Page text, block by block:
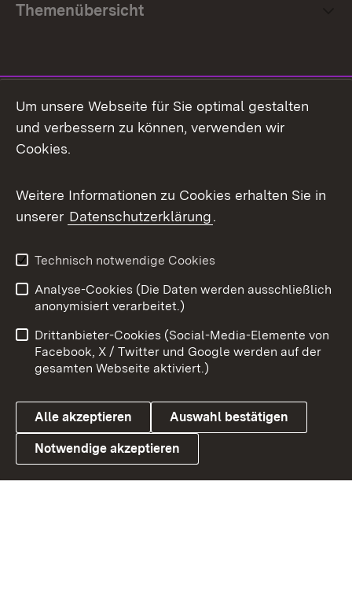
Themenübersicht
Facebook
X / Twitter
Youtube
Link zum Landesportal
Impressum
Kontakt
Barrierefreiheit
Datenschutz
Cookies
Um unsere Webseite für Sie optimal gestalten
und verbessern zu können, verwenden wir
Cookies.
Weitere Informationen zu Cookies erhalten Sie in
unserer Datenschutzerklärung.
Technisch notwendige Cookies
Analyse-Cookies (Die Daten werden ausschließlich
anonymisiert verarbeitet.)
Drittanbieter-Cookies (Social-Media-Elemente von
Facebook, X / Twitter und Google werden auf der
gesamten Webseite aktiviert.)
Alle akzeptieren Auswahl bestätigen
Notwendige akzeptieren